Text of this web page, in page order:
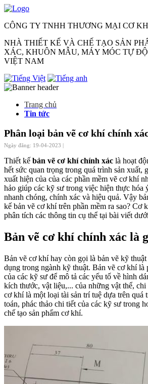
CÔNG TY TNHH THƯƠNG MẠI CƠ
NHÀ THIẾT KẾ VÀ CHẾ TẠO SẢN
XÁC, KHUÔN MẪU, MÁY MÓC TỰ
VIỆT NAM
Trang chủ
Tin tức
Phân loại bản vẽ cơ khí chính
Ngày đăng: 19-04-2023 |
Thiết kế bản vẽ cơ khí chính xác là hoạt
hết sức quan trọng trong quá trình sản xuất,
xuất hiện của của các phần mềm vẽ cơ khí
hảo giúp các kỹ sư trong việc hiện thực hóa
nhanh chóng, chính xác và hiệu quả. Vậy
kế bản vẽ cơ khí trên phần mềm ra sao? Cơ
phân tích các thông tin cụ thể tại bài viết
Bản vẽ cơ khí chính xác là
Bản vẽ cơ khí hay còn gọi là bản vẽ kỹ
dụng trong ngành kỹ thuật. Bản vẽ cơ khí là
của các kỹ sư để mô tả các yếu tố về hình
kích thước, vật liệu,... của những vật thể,
cơ khí là một loại tài sản trí tuệ dựa trên quá
toán, phác thảo chi tiết của các kỹ sư trong
chế tạo sản phẩm cơ khí.